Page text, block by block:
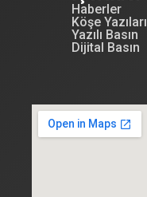
Haberler
Köşe Yazıları
Yazılı Basın
Dijital Basın